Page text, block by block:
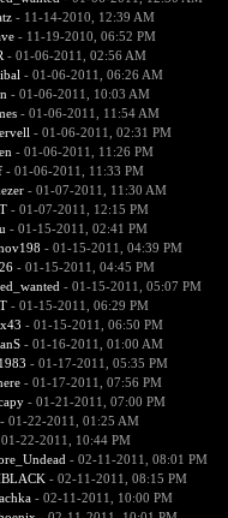
- 11-14-2010, 12:39 AM
- 11-19-2010, 06:52 PM
- 01-06-2011, 02:56 AM
- 01-06-2011, 06:26 AM
- 01-06-2011, 10:03 AM
- 01-06-2011, 11:54 AM
- 01-06-2011, 02:31 PM
- 01-06-2011, 11:26 PM
- 01-06-2011, 11:33 PM
- 01-07-2011, 11:30 AM
- 01-07-2011, 12:15 PM
- 01-15-2011, 02:41 PM
- 01-15-2011, 04:39 PM
- 01-15-2011, 04:45 PM
- 01-15-2011, 05:07 PM
- 01-15-2011, 06:29 PM
- 01-15-2011, 06:50 PM
- 01-16-2011, 01:00 AM
- 01-17-2011, 05:35 PM
- 01-17-2011, 07:56 PM
- 01-21-2011, 07:00 PM
01-22-2011, 01:25 AM
22-2011, 10:44 PM
- 02-11-2011, 08:01 PM
- 02-11-2011, 08:15 PM
- 02-11-2011, 10:00 PM